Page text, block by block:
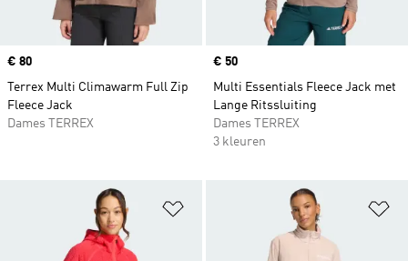
Price
€ 80
Terrex Multi Climawarm Full Zip
Fleece Jack
Dames TERREX
Price
€ 50
Multi Essentials Fleece Jack met
Lange Ritssluiting
Dames TERREX
3 kleuren
Op verlanglijst zetten